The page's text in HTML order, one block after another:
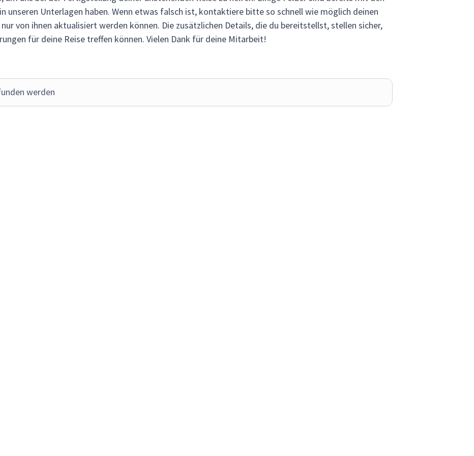
unseren Unterlagen haben. Wenn etwas falsch ist, kontaktiere bitte so schnell wie möglich deinen
von ihnen aktualisiert werden können. Die zusätzlichen Details, die du bereitstellst, stellen sicher,
für deine Reise treffen können. Vielen Dank für deine Mitarbeit!
werden